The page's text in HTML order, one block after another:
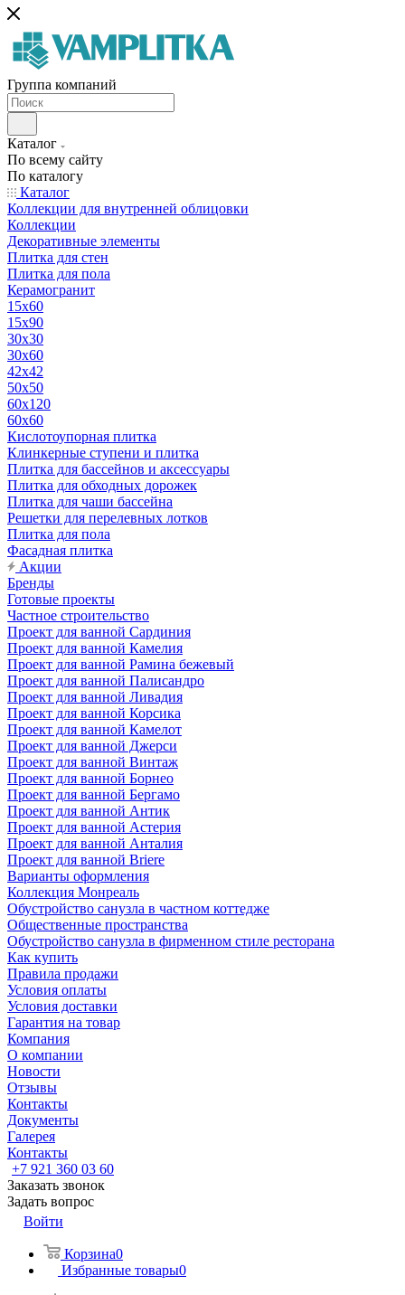
Группа компаний
Каталог
По всему сайту
По каталогу
Каталог
Коллекции для внутренней облицовки
Коллекции
Декоративные элементы
Плитка для стен
Плитка для пола
Керамогранит
15х60
15x90
30х30
30х60
42х42
50х50
60х120
60х60
Кислотоупорная плитка
Клинкерные ступени и плитка
Плитка для бассейнов и аксессуары
Плитка для обходных дорожек
Плитка для чаши бассейна
Решетки для перелевных лотков
Плитка для пола
Фасадная плитка
Акции
Бренды
Готовые проекты
Частное строительство
Проект для ванной Сардиния
Проект для ванной Камелия
Проект для ванной Рамина бежевый
Проект для ванной Палисандро
Проект для ванной Ливадия
Проект для ванной Корсика
Проект для ванной Камелот
Проект для ванной Джерси
Проект для ванной Винтаж
Проект для ванной Борнео
Проект для ванной Бергамо
Проект для ванной Антик
Проект для ванной Астерия
Проект для ванной Анталия
Проект для ванной Briere
Варианты оформления
Коллекция Монреаль
Обустройство санузла в частном коттедже
Общественные пространства
Обустройство санузла в фирменном стиле ресторана
Как купить
Правила продажи
Условия оплаты
Условия доставки
Гарантия на товар
Компания
О компании
Новости
Отзывы
Контакты
Документы
Галерея
Контакты
+7 921 360 03 60
Заказать звонок
Задать вопрос
Войти
Корзина0
Избранные товары0